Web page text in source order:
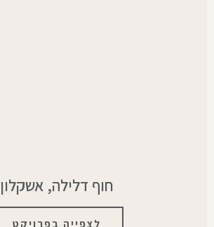
חוף דלילה, אשקלון
לצפייה בפרויקט